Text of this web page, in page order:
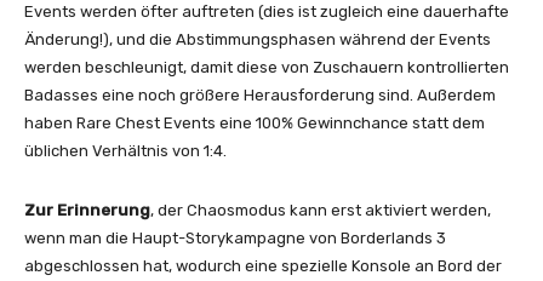
Events werden öfter auftreten (dies ist zugleich eine dauerhafte
Änderung!), und die Abstimmungsphasen während der Events
werden beschleunigt, damit diese von Zuschauern kontrollierten
Badasses eine noch größere Herausforderung sind. Außerdem
haben Rare Chest Events eine 100% Gewinnchance statt dem
üblichen Verhältnis von 1:4.
Zur Erinnerung, der Chaosmodus kann erst aktiviert werden,
wenn man die Haupt-Storykampagne von Borderlands 3
abgeschlossen hat, wodurch eine spezielle Konsole an Bord der